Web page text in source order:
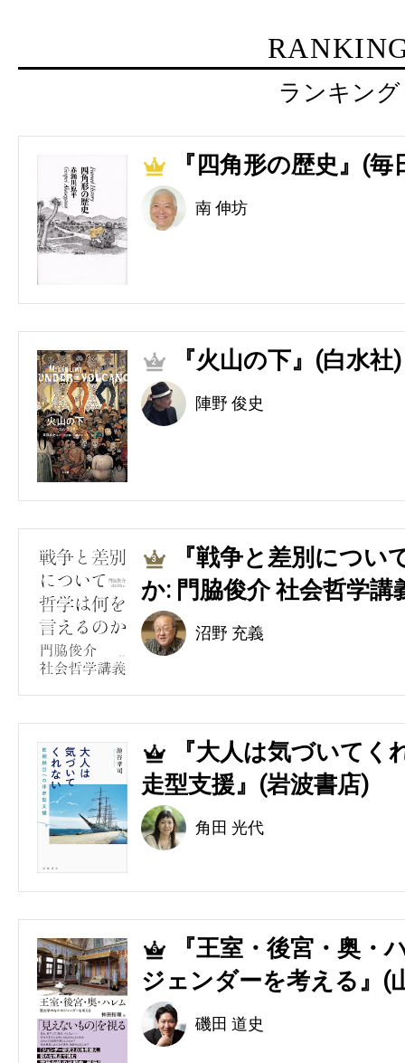
ランキング
1 『四角形の歴史』(毎
南 伸坊
2 『火山の下』(白水社)
陣野 俊史
3
『戦争と差別につ
か: 門脇俊介 社会哲学講
沼野 充義
4
『大人は気づいてく
走型支援』(岩波書店)
角田 光代
5
『王室・後宮・奥・
ジェンダーを考える』(
磯田 道史